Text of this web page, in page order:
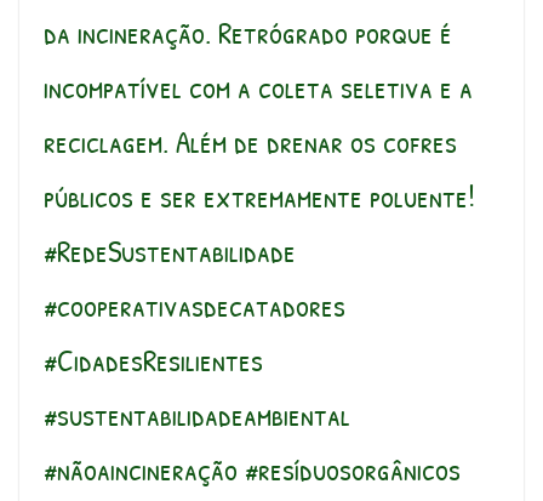
da incineração. Retrógrado porque é
incompatível com a coleta seletiva e a
reciclagem. Além de drenar os cofres
públicos e ser extremamente poluente!
#RedeSustentabilidade
#cooperativasdecatadores
#CidadesResilientes
#sustentabilidadeambiental
#nãoaincineração #resíduosorgânicos